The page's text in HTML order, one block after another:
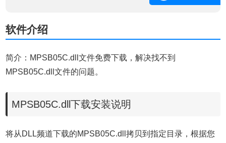
软件介绍
简介：MPSB05C.dll文件免费下载，解决找不到
MPSB05C.dll文件的问题。
MPSB05C.dll下载安装说明
将从DLL频道下载的MPSB05C.dll拷贝到指定目录，根据您